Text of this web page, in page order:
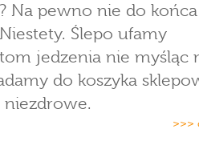
Na pewno nie do końca
Ślepo ufamy
jedzenia nie myśląc
do koszyka
>>>